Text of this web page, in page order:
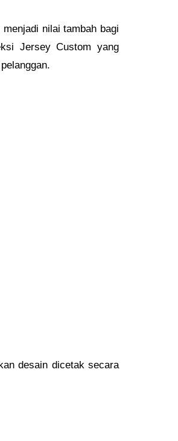
nilai tambah bagi
Jersey Custom yang
desain dicetak secara